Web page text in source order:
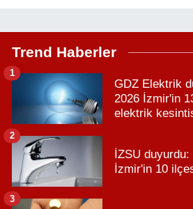
Trend Haberler
GDZ Elektrik
2026 İzmir'in
elektrik
1
İZSU
İzmir'in 10
2
3